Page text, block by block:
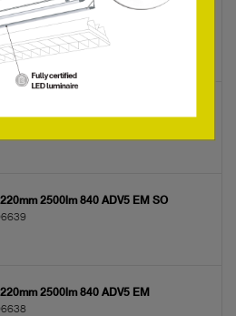
4000lm 827 ADV5 EM SO
2500lm 840 ADV5 EM SO
2500lm 840 ADV5 EM